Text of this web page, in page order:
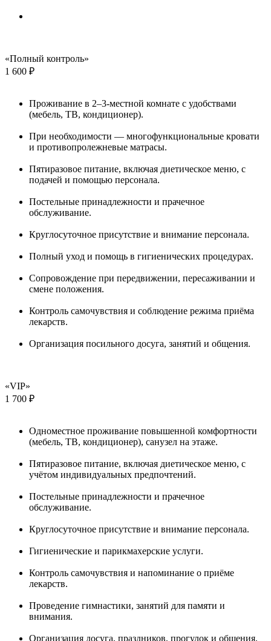
«Полный контроль»
1 600 ₽
Проживание в 2–3-местной комнате с удобствами
(мебель, ТВ, кондиционер).
При необходимости — многофункциональные кровати
и противопролежневые матрасы.
Пятиразовое питание, включая диетическое меню, с
подачей и помощью персонала.
Постельные принадлежности и прачечное
обслуживание.
Круглосуточное присутствие и внимание персонала.
Полный уход и помощь в гигиенических процедурах.
Сопровождение при передвижении, пересаживании и
смене положения.
Контроль самочувствия и соблюдение режима приёма
лекарств.
Организация посильного досуга, занятий и общения.
«VIP»
1 700 ₽
Одноместное проживание повышенной комфортности
(мебель, ТВ, кондиционер), санузел на этаже.
Пятиразовое питание, включая диетическое меню, с
учётом индивидуальных предпочтений.
Постельные принадлежности и прачечное
обслуживание.
Круглосуточное присутствие и внимание персонала.
Гигиенические и парикмахерские услуги.
Контроль самочувствия и напоминание о приёме
лекарств.
Проведение гимнастики, занятий для памяти и
внимания.
Организация досуга, праздников, прогулок и общения.